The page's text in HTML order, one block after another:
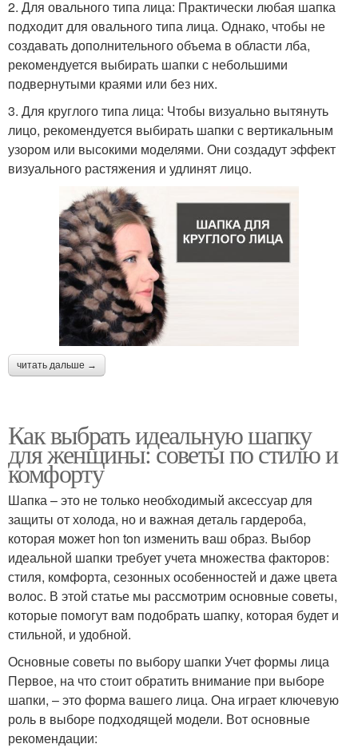
2. Для овального типа лица: Практически любая шапка
подходит для овального типа лица. Однако, чтобы не
создавать дополнительного объема в области лба,
рекомендуется выбирать шапки с небольшими
подвернутыми краями или без них.
3. Для круглого типа лица: Чтобы визуально вытянуть
лицо, рекомендуется выбирать шапки с вертикальным
узором или высокими моделями. Они создадут эффект
визуального растяжения и удлинят лицо.
читать дальше →
Как выбрать идеальную шапку
для женщины: советы по стилю и
комфорту
Шапка – это не только необходимый аксессуар для
защиты от холода, но и важная деталь гардероба,
которая может hon ton изменить ваш образ. Выбор
идеальной шапки требует учета множества факторов:
стиля, комфорта, сезонных особенностей и даже цвета
волос. В этой статье мы рассмотрим основные советы,
которые помогут вам подобрать шапку, которая будет и
стильной, и удобной.
Основные советы по выбору шапки Учет формы лица
Первое, на что стоит обратить внимание при выборе
шапки, – это форма вашего лица. Она играет ключевую
роль в выборе подходящей модели. Вот основные
рекомендации: